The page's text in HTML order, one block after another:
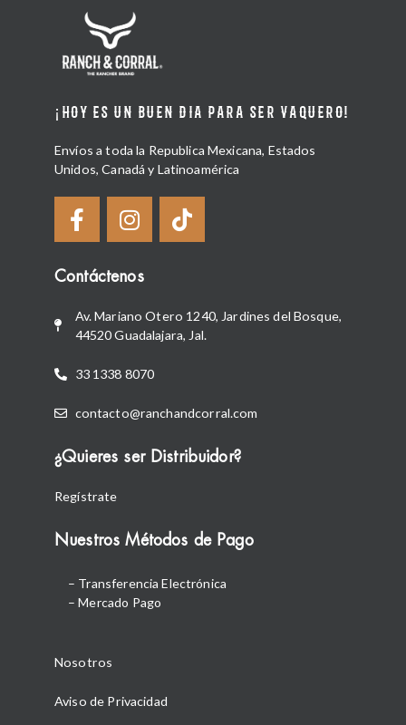
¡HOY ES UN BUEN DIA PARA SER VAQUERO!
Envíos a toda la Republica Mexicana, Estados
Unidos, Canadá y Latinoamérica
Contáctenos
Av. Mariano Otero 1240, Jardines del Bosque,
44520 Guadalajara, Jal.
33 1338 8070
contacto@ranchandcorral.com
¿Quieres ser Distribuidor?
Regístrate
Nuestros Métodos de Pago
– Transferencia Electrónica
– Mercado Pago
Nosotros
Aviso de Privacidad